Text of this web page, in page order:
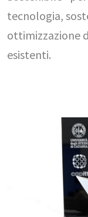
tecnologia,
ottimizzazione
esistenti.